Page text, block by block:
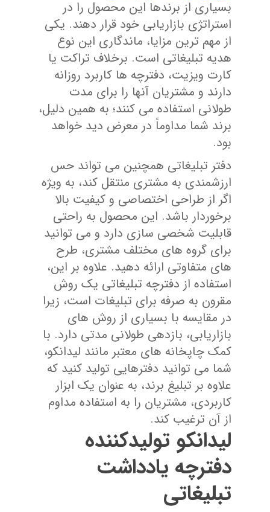
بسیاری از برندها این محصول را در
استراتژی بازاریابی خود قرار دهند. یکی
از مهم ترین مزایا، ماندگاری این نوع
هدیه تبلیغاتی است. برخلاف تراکت یا
کارت ویزیت، دفترچه ها کاربرد روزانه
دارند و مشتریان آنها را برای مدت
طولانی استفاده می کنند؛ به همین دلیل،
برند شما مداوماً در معرض دید خواهد
بود.
دفتر تبلیغاتی همچنین می تواند حس
ارزشمندی به مشتری منتقل کند، به ویژه
اگر از طراحی اختصاصی و کیفیت بالا
برخوردار باشد. این محصول به راحتی
قابلیت شخصی سازی دارد و می توانید
برای گروه های مختلف مشتری، طرح
های متفاوتی ارائه دهید. علاوه بر این،
استفاده از دفترچه تبلیغاتی یک روش
مقرون به صرفه برای تبلیغات است، زیرا
در مقایسه با بسیاری از روش های
بازاریابی، بازدهی طولانی مدتی دارد. با
کمک چاپخانه های معتبر مانند لیدانکو،
شما می توانید دفترهایی تولید کنید که
علاوه بر تبلیغ برند، به عنوان یک ابزار
کاربردی، مشتریان را به استفاده مداوم
از آن ترغیب کند.
لیدانکو تولیدکننده
دفترچه یادداشت
تبلیغاتی